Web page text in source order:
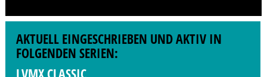
AKTUELL EINGESCHRIEBEN UND AKTIV IN
FOLGENDEN SERIEN: